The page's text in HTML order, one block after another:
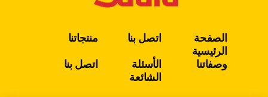
الصفحة
الرئيسية
وصفاتنا
اتصل بنا
الأسئلة
الشائعة
منتجاتنا
اتصل بنا